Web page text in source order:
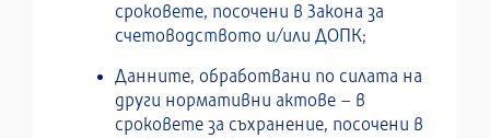
сроковете, посочени в Закона за
счетоводството и/или ДОПК;
Данните, обработвани по силата на
други нормативни актове – в
сроковете за съхранение, посочени в